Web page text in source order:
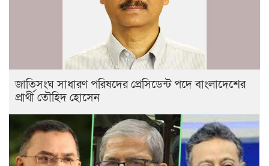
জাতিসংঘ সাধারণ পরিষদের প্রেসিডেন্ট পদে বাংলাদেশের
প্রার্থী তৌহিদ হোসেন